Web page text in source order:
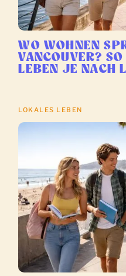
WO WOHNEN
VANCOUVER?
LEBEN JE NACH
LOKALES LEBEN